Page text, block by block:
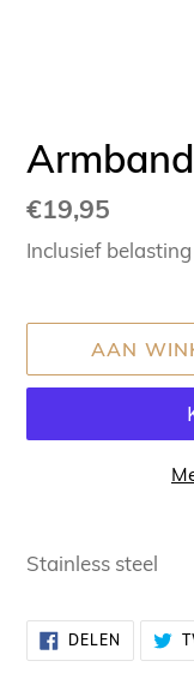
Normale
prijs
€19,95
Inclusief belasting
AAN
toegevoegen
uw
winkelwagen
Stainless steel
DELEN
DELEN